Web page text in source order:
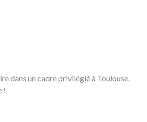
dans un cadre privilégié à Toulouse.
!